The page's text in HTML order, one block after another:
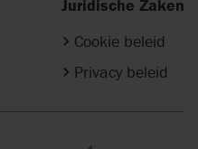
Juridische Zaken
Cookie beleid
Privacy beleid